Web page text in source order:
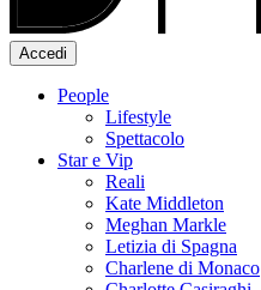
Accedi
People
Lifestyle
Spettacolo
Star e Vip
Reali
Kate Middleton
Meghan Markle
Letizia di Spagna
Charlene di Monaco